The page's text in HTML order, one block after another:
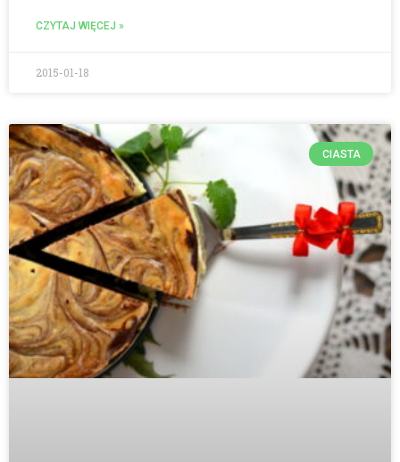
CZYTAJ WIĘCEJ »
2015-01-18
CIASTA